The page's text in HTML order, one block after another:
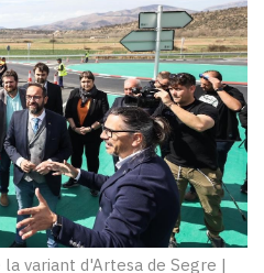
variant d'Artesa de Segre |